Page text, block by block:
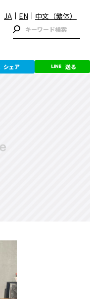
JA EN 中文（繁体）
シェア 送る